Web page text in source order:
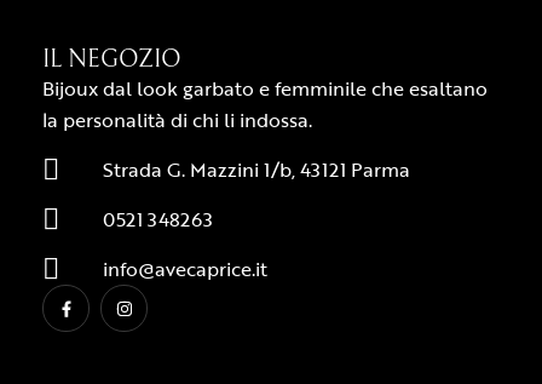
IL NEGOZIO
Bijoux dal look garbato e femminile che esaltano
la personalità di chi li indossa.
Strada G. Mazzini 1/b, 43121 Parma
0521 348263
info@avecaprice.it